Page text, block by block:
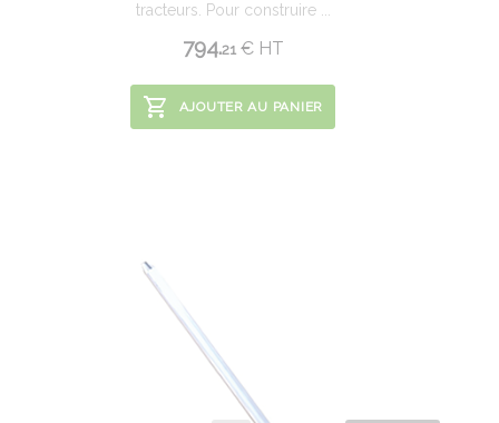
tracteurs. Pour construire ...
794.21 €HT
AJOUTER AU PANIER